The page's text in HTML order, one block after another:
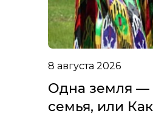
8 августа 2026
Одна земля —
семья, или